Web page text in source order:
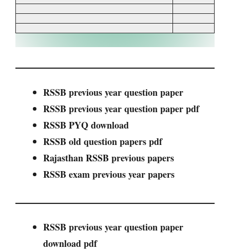
RSSB previous year question paper
RSSB previous year question paper pdf
RSSB PYQ download
RSSB old question papers pdf
Rajasthan RSSB previous papers
RSSB exam previous year papers
RSSB previous year question paper
download pdf